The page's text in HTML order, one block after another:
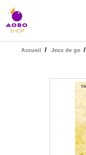
Accueil / Jeux de go /